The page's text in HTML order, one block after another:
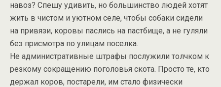
навоз? Спешу удивить, но большинство людей хотят
жить в чистом и уютном селе, чтобы собаки сидели
на привязи, коровы паслись на пастбище, а не гуляли
без присмотра по улицам поселка.
Не административные штрафы послужили толчком к
резкому сокращению поголовья скота. Просто те, кто
держал коров, постарели, им стало физически